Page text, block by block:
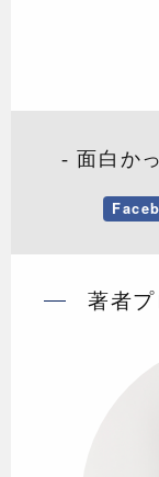
- 面白か
著者